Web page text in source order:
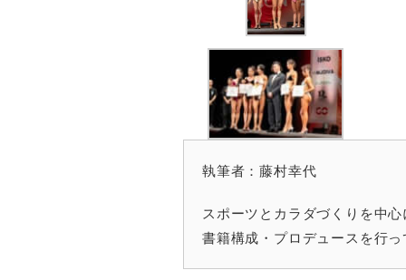
執筆者：藤村幸代
スポーツとカラダづくりを中
書籍構成・プロデュースを行